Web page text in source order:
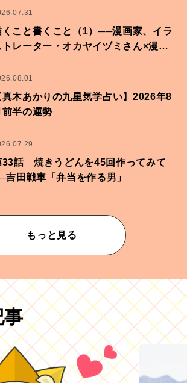
くこと書くこと（1）──漫画家、イラ
トレーター・オカヤイヅミさん×漫画
真木あかりの九星気学占い】2026年8
前半の運勢
33話 焼きうどんを45回作ってみて
吉田戦車「弁当を作る男」
もっと見る
事